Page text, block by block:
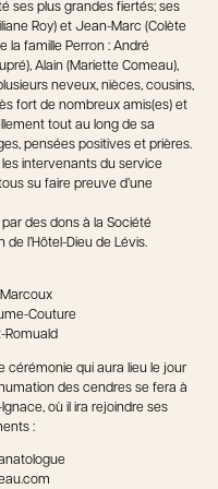
ses plus grandes fiertés; ses
Roy) et Jean-Marc (Colète
la famille Perron : André
Alain (Mariette Comeau),
neveux, nièces, cousins,
fort de nombreux amis(es) et
tout au long de sa
pensées positives et prières.
intervenants du service
su faire preuve d’une
par des dons à la Société
l’Hôtel-Dieu de Lévis.
Couture
Romuald
cérémonie qui aura lieu le jour
des cendres se fera à
où il ira rejoindre ses
: